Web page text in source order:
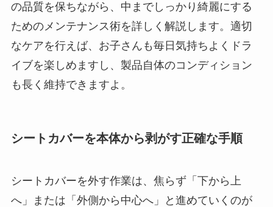
の品質を保ちながら、中までしっかり綺麗にする
ためのメンテナンス術を詳しく解説します。適切
なケアを行えば、お子さんも毎日気持ちよくドラ
イブを楽しめますし、製品自体のコンディション
も長く維持できますよ。
シートカバーを本体から剥がす正確な手順
シートカバーを外す作業は、焦らず「下から上
へ」または「外側から中心へ」と進めていくのが